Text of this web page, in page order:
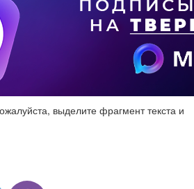
выделите фрагмент текста и